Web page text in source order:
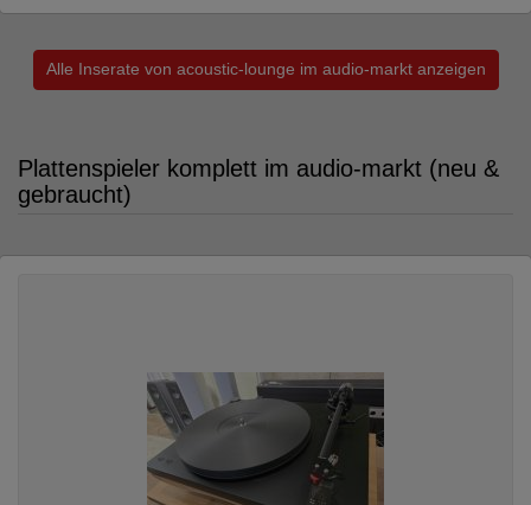
Alle Inserate von acoustic-lounge im audio-markt anzeigen
Plattenspieler komplett im audio-markt (neu &
gebraucht)